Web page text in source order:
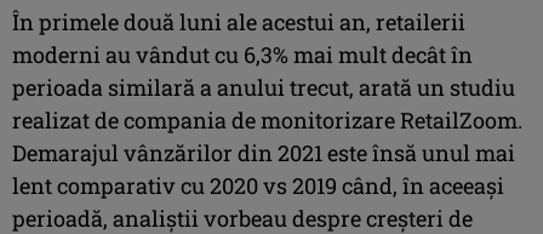
În primele două luni ale acestui an, retailerii
moderni au vândut cu 6,3% mai mult decât în
perioada similară a anului trecut, arată un studiu
realizat de compania de monitorizare RetailZoom.
Demarajul vânzărilor din 2021 este însă unul mai
lent comparativ cu 2020 vs 2019 când, în aceeași
perioadă, analiștii vorbeau despre creșteri de